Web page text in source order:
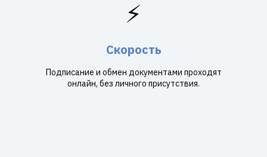
⚡
Скорость
Подписание и обмен документами проходят
онлайн, без личного присутствия.